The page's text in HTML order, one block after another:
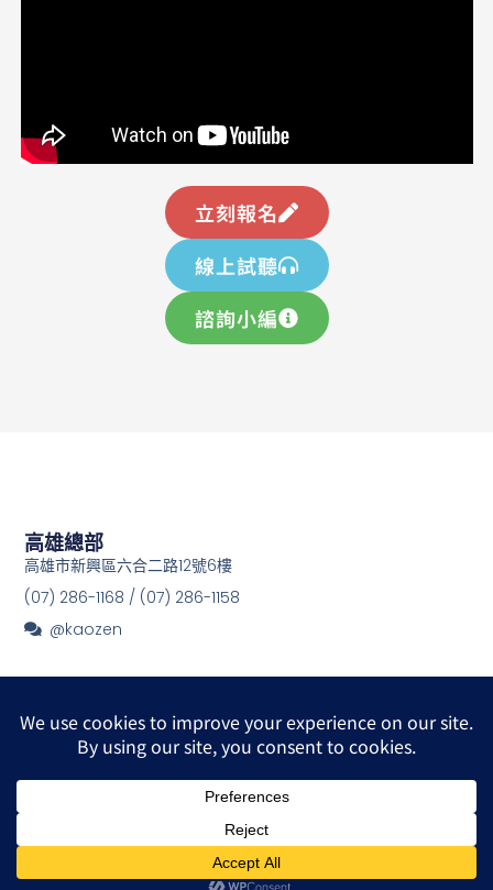
立刻報名
線上試聽
諮詢小編
高雄總部
高雄市新興區六合二路12號6樓
(07) 286-1168 / (07) 286-1158
@kaozen
© 2026 All Rights Reserved.